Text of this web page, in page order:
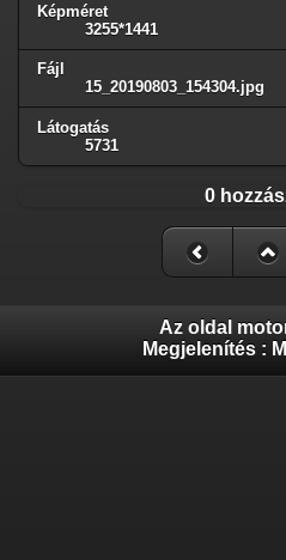
Képméret
3255*1441
Fájl
15_20190803_154304.jpg
Látogatás
5731
0
Az oldal
Megjelenítés :